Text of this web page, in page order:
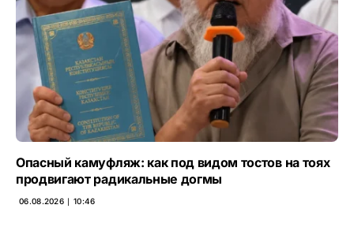
Опасный камуфляж: как под видом тостов на тоях
продвигают радикальные догмы
06.08.2026 ∣ 10:46